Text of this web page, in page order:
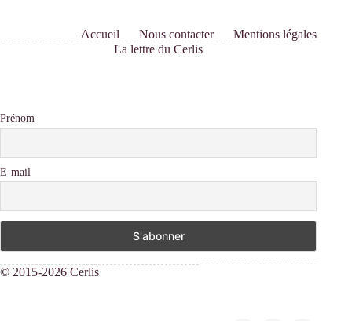
Accueil Nous contacter
Mentions légales
La lettre du Cerlis
Prénom
E-mail
© 2015-2026 Cerlis